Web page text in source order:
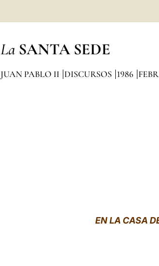
La SANTA SEDE
JUAN PABLO II DISCURSOS 1986
EN LA CASA